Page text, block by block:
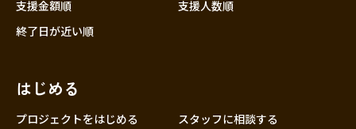
支援金額順
支援人数順
終了日が近い順
はじめる
プロジェクトをはじめる
スタッフに相談する